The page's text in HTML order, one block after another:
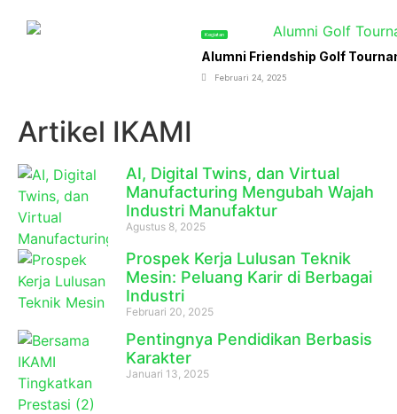
Kegiatan
Alumni Friendship Golf
Februari 24, 2025
Artikel IKAMI
AI, Digital Twins, dan Virtual
Manufacturing Mengubah Wajah
Industri Manufaktur
Agustus 8, 2025
Prospek Kerja Lulusan Teknik
Mesin: Peluang Karir di Berbagai
Industri
Februari 20, 2025
Pentingnya Pendidikan Berbasis
Karakter
Januari 13, 2025